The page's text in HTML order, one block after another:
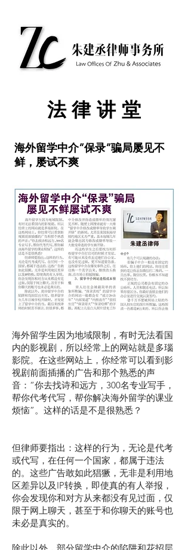
​法律讲堂
海外留学中介”保录”骗局屡见不
鲜，屡试不爽
海外留学生因为地域限制，有时无法看国
内的影视剧，所以经常上的网站就是多瑙
影院。在这些网站上，你经常可以看到影
视剧前面插播的广告和那个熟悉的声
音：“你去找诗和远方，300名专业写手，
帮你代考代写，帮你解决海外留学的课业
烦恼”。这样的话是不是很熟悉？
但律师要指出：这样的行为，无论是代考
或代写，在任何一个国家，都属于违法
的。这些广告敢如此猖獗，无非是利用地
区差异以及IP转换，即使真的有人举报，
你会发现你和对方从来都没有见过面，仅
限于网上聊天，甚至于和你聊天的账号也
未必是真实的。